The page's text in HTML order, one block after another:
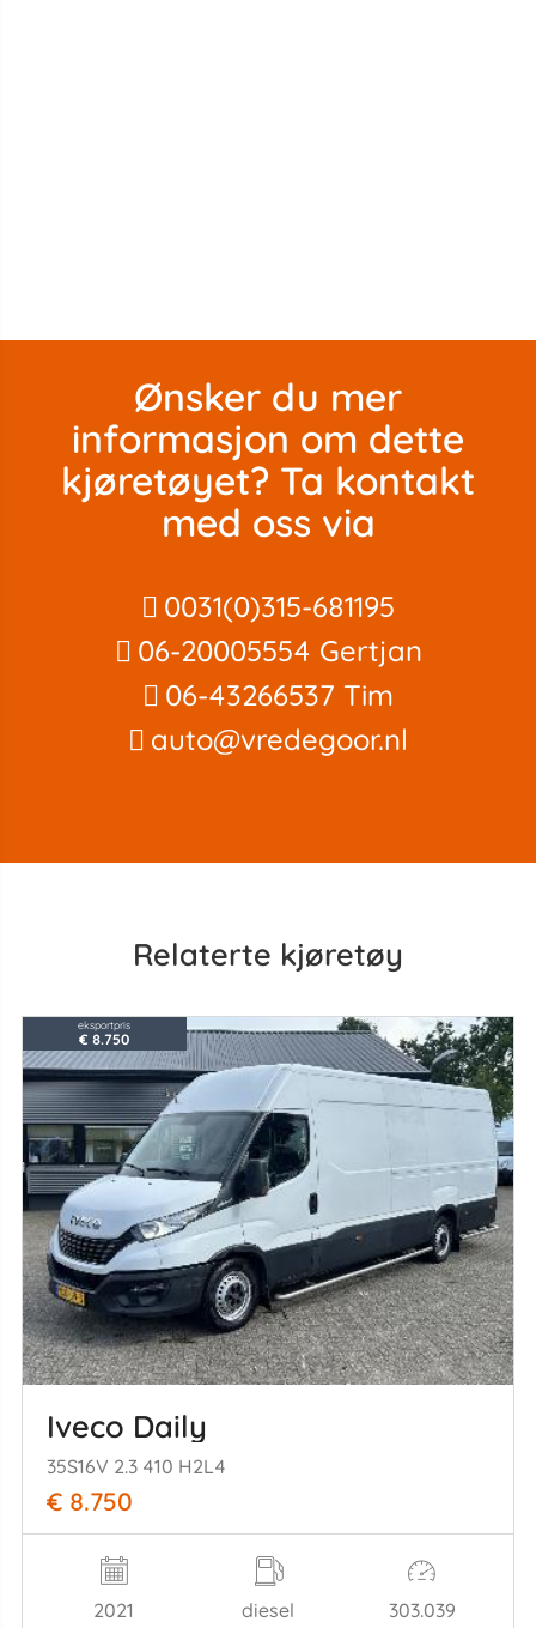
Ønsker du mer
informasjon om dette
kjøretøyet? Ta kontakt
med oss ​​via
0031(0)315-681195
06-20005554 Gertjan
06-43266537 Tim
auto@vredegoor.nl
Relaterte kjøretøy
eksportpris
€ 8.750
Iveco Daily
35S16V 2.3 410 H2L4
€ 8.750
2021 diesel 303.039